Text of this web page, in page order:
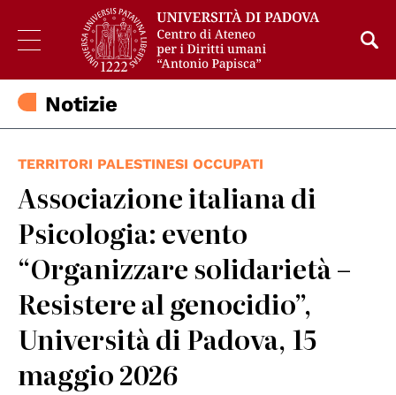
Notizie
TERRITORI PALESTINESI OCCUPATI
Associazione italiana di
Psicologia: evento
“Organizzare solidarietà –
Resistere al genocidio”,
Università di Padova, 15
maggio 2026